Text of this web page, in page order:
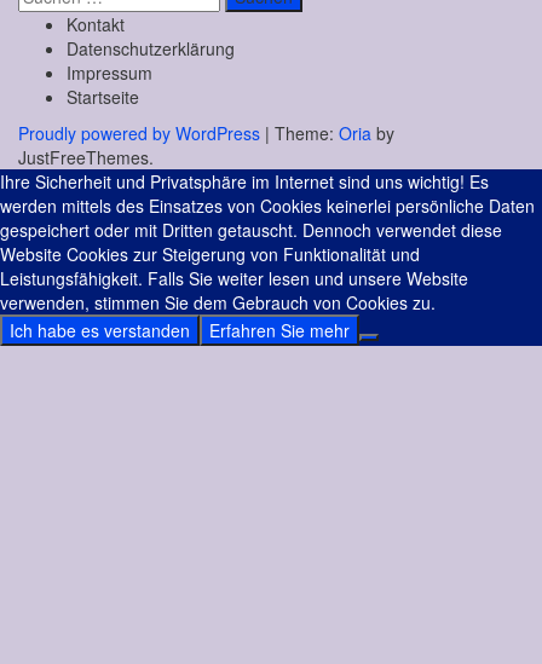
nach: Kontakt
Datenschutzerklärung
Impressum
Startseite
Proudly powered by WordPress | Theme: Oria by
JustFreeThemes.
Ihre Sicherheit und Privatsphäre im Internet sind uns wichtig! Es
werden mittels des Einsatzes von Cookies keinerlei persönliche Daten
gespeichert oder mit Dritten getauscht. Dennoch verwendet diese
Website Cookies zur Steigerung von Funktionalität und
Leistungsfähigkeit. Falls Sie weiter lesen und unsere Website
verwenden, stimmen Sie dem Gebrauch von Cookies zu.
Ich habe es verstanden
Erfahren Sie mehr